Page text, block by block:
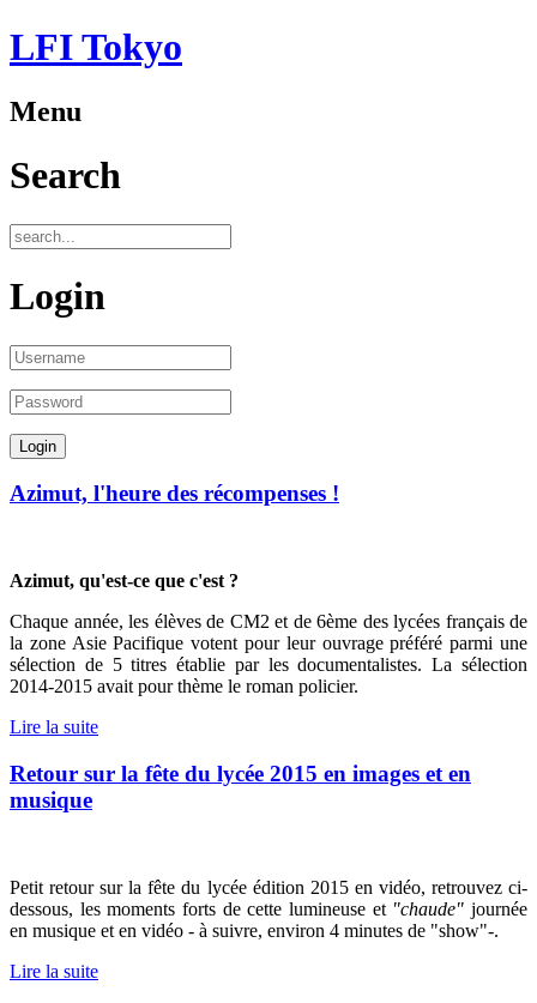
LFI Tokyo
Menu
Search
Login
Azimut, l'heure des récompenses !
Azimut, qu'est-ce que c'est ?
Chaque année, les élèves de CM2 et de 6ème des lycées français de
la zone Asie Pacifique votent pour leur ouvrage préféré parmi une
sélection de 5 titres établie par les documentalistes. La sélection
2014-2015 avait pour thème le roman policier.
Lire la suite
Retour sur la fête du lycée 2015 en images et en
musique
Petit retour sur la fête du lycée édition 2015 en vidéo, retrouvez ci-
dessous, les moments forts de cette lumineuse et "chaude" journée
en musique et en vidéo - à suivre, environ 4 minutes de "show"-.
Lire la suite